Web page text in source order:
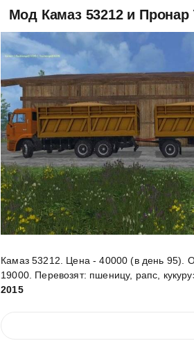
Мод Камаз 53212 и
Камаз 53212. Цена - 40000 (в день
19000. Перевозят: пшеницу, рапс,
2015